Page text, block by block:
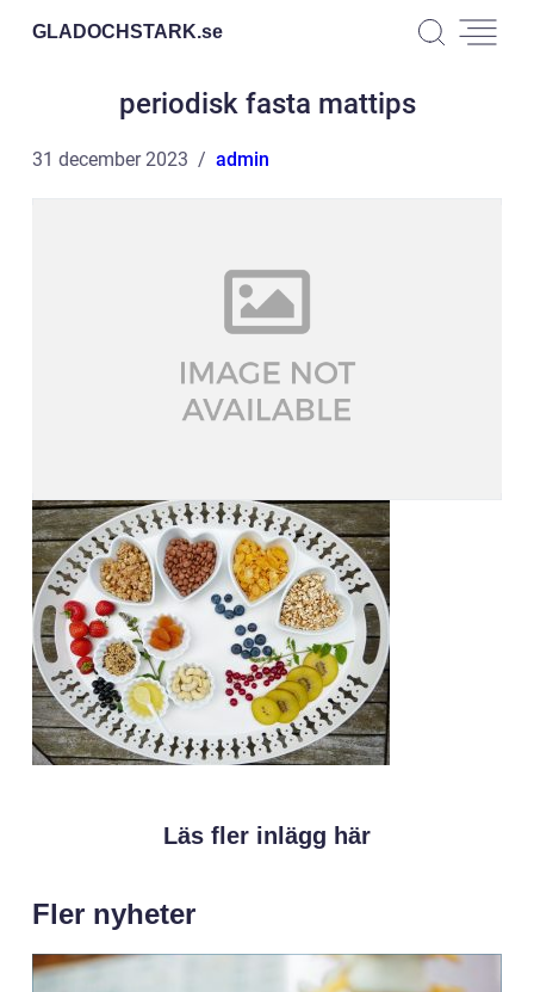
GLADOCHSTARK.se
periodisk fasta mattips
31 december 2023 admin
Läs fler inlägg här
Fler nyheter